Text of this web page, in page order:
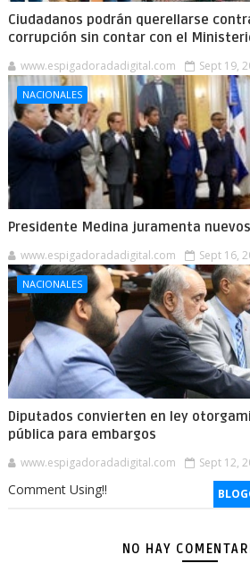
Ciudadanos podrán querellarse
corrupción sin contar con el
www.espigadoradadigital.com Sept 19,
NACIONALES
Presidente Medina juramenta
www.espigadoradadigital.com Sept 16,
NACIONALES
Diputados convierten en ley
pública para embargos
www.espigadoradadigital.com Sept 12,
Comment Using!!
NO HAY